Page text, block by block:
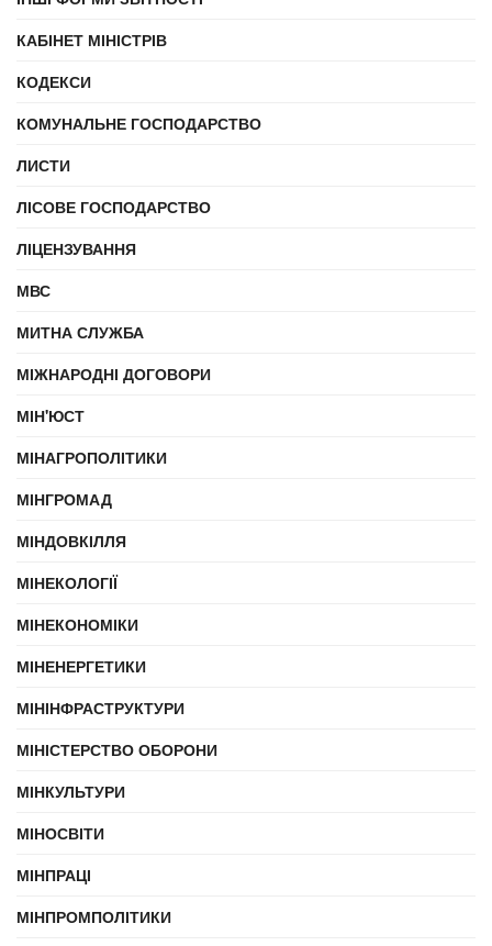
КАБІНЕТ МІНІСТРІВ
КОДЕКСИ
КОМУНАЛЬНЕ ГОСПОДАРСТВО
ЛИСТИ
ЛІСОВЕ ГОСПОДАРСТВО
ЛІЦЕНЗУВАННЯ
МВС
МИТНА СЛУЖБА
МІЖНАРОДНІ ДОГОВОРИ
МІН'ЮСТ
МІНАГРОПОЛІТИКИ
МІНГРОМАД
МІНДОВКІЛЛЯ
МІНЕКОЛОГІЇ
МІНЕКОНОМІКИ
МІНЕНЕРГЕТИКИ
МІНІНФРАСТРУКТУРИ
МІНІСТЕРСТВО ОБОРОНИ
МІНКУЛЬТУРИ
МІНОСВІТИ
МІНПРАЦІ
МІНПРОМПОЛІТИКИ